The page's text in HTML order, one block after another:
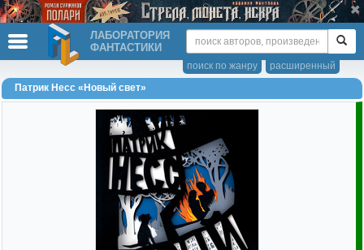
ЛАБОРАТОРИЯ
ФАНТАСТИКИ
расширенный
поиск по жанру
Патрик Несс «Новый свет»